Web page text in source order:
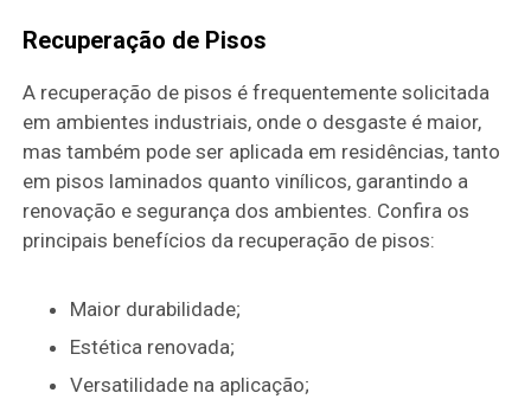
Recuperação de Pisos
A recuperação de pisos é frequentemente solicitada
em ambientes industriais, onde o desgaste é maior,
mas também pode ser aplicada em residências, tanto
em pisos laminados quanto vinílicos, garantindo a
renovação e segurança dos ambientes. Confira os
principais benefícios da recuperação de pisos:
Maior durabilidade;
Estética renovada;
Versatilidade na aplicação;